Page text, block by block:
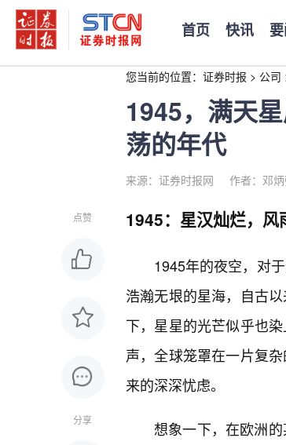
首页 快讯
您当前的位置： 证券时报 > 公司
1945，满天
荡的年代
来源：证券时报网 作者：邓
点赞
分享
1945：星汉灿烂，风
1945年的夜空，对
浩瀚无垠的星海，自古
下，星星的光芒似乎也
声，全球笼罩在一片复
来的深深忧虑。
想象一下，在欧洲